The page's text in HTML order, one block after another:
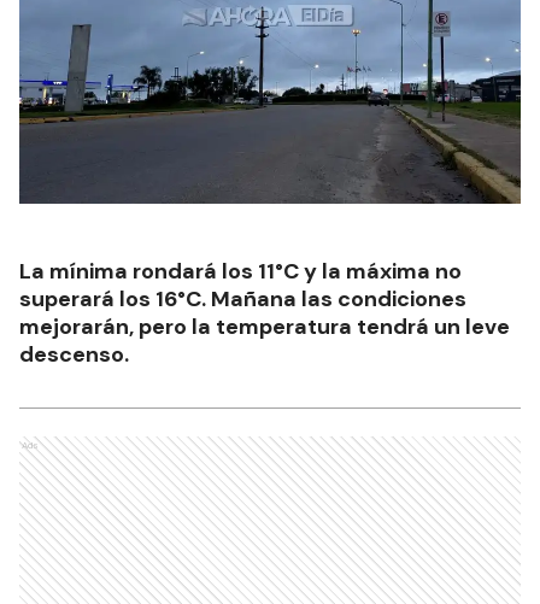
La mínima rondará los 11°C y la máxima no
superará los 16°C. Mañana las condiciones
mejorarán, pero la temperatura tendrá un leve
descenso.
Ads